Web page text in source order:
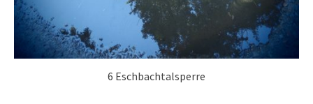
6 Eschbachtalsperre